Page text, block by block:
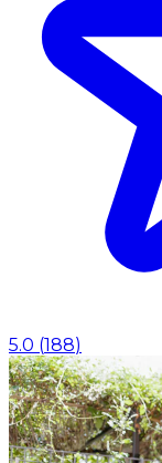
5.0 (188)